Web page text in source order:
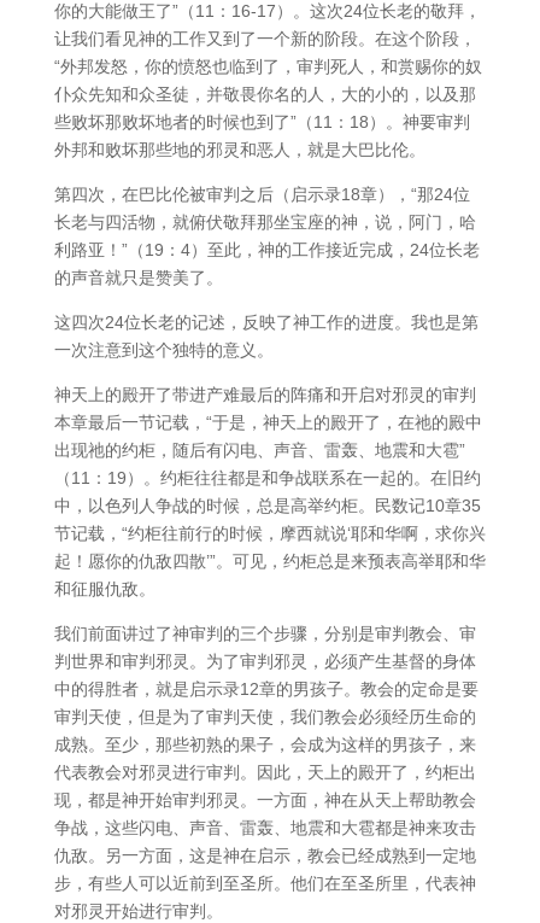
你的大能做王了”（11：16-17）。这次24位长老的敬拜，
让我们看见神的工作又到了一个新的阶段。在这个阶段，
“外邦发怒，你的愤怒也临到了，审判死人，和赏赐你的奴
仆众先知和众圣徒，并敬畏你名的人，大的小的，以及那
些败坏那败坏地者的时候也到了”（11：18）。神要审判
外邦和败坏那些地的邪灵和恶人，就是大巴比伦。
第四次，在巴比伦被审判之后（启示录18章），“那24位
长老与四活物，就俯伏敬拜那坐宝座的神，说，阿门，哈
利路亚！”（19：4）至此，神的工作接近完成，24位长老
的声音就只是赞美了。
这四次24位长老的记述，反映了神工作的进度。我也是第
一次注意到这个独特的意义。
神天上的殿开了带进产难最后的阵痛和开启对邪灵的审判
本章最后一节记载，“于是，神天上的殿开了，在祂的殿中
出现祂的约柜，随后有闪电、声音、雷轰、地震和大雹”
（11：19）。约柜往往都是和争战联系在一起的。在旧约
中，以色列人争战的时候，总是高举约柜。民数记10章35
节记载，“约柜往前行的时候，摩西就说‘耶和华啊，求你兴
起！愿你的仇敌四散’”。可见，约柜总是来预表高举耶和华
和征服仇敌。
我们前面讲过了神审判的三个步骤，分别是审判教会、审
判世界和审判邪灵。为了审判邪灵，必须产生基督的身体
中的得胜者，就是启示录12章的男孩子。教会的定命是要
审判天使，但是为了审判天使，我们教会必须经历生命的
成熟。至少，那些初熟的果子，会成为这样的男孩子，来
代表教会对邪灵进行审判。因此，天上的殿开了，约柜出
现，都是神开始审判邪灵。一方面，神在从天上帮助教会
争战，这些闪电、声音、雷轰、地震和大雹都是神来攻击
仇敌。另一方面，这是神在启示，教会已经成熟到一定地
步，有些人可以近前到至圣所。他们在至圣所里，代表神
对邪灵开始进行审判。